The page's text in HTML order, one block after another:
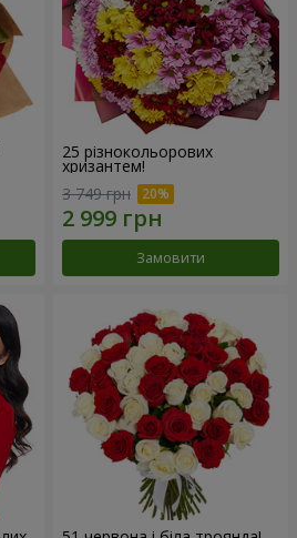
25 різнокольорових
хризантем!
3 749 грн
Замовити